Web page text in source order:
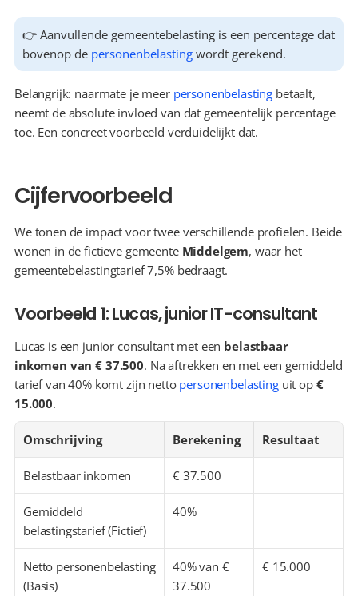
👉 Aanvullende gemeentebelasting is een percentage dat
bovenop de personenbelasting wordt gerekend.
Belangrijk: naarmate je meer personenbelasting betaalt,
neemt de absolute invloed van dat gemeentelijk percentage
toe. Een concreet voorbeeld verduidelijkt dat.
Cijfervoorbeeld
We tonen de impact voor twee verschillende profielen. Beide
wonen in de fictieve gemeente Middelgem, waar het
gemeentebelastingtarief 7,5% bedraagt.
Voorbeeld 1: Lucas, junior IT-consultant
Lucas is een junior consultant met een belastbaar
inkomen van € 37.500. Na aftrekken en met een gemiddeld
tarief van 40% komt zijn netto personenbelasting uit op €
15.000.
Omschrijving Berekening Resultaat
Belastbaar inkomen € 37.500
Gemiddeld
belastingstarief (Fictief)
40%
Netto personenbelasting
(Basis)
40% van €
37.500
€ 15.000